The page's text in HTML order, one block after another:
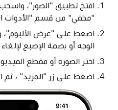
افتح تطبيق "الصور"،
"مخفي" من قسم "الأدوات
اضغط على "عرض
الوجه أو بصمة الإصبع
اختر الصورة أو مقطع
اضغط على زر "المزيد" ، ثم